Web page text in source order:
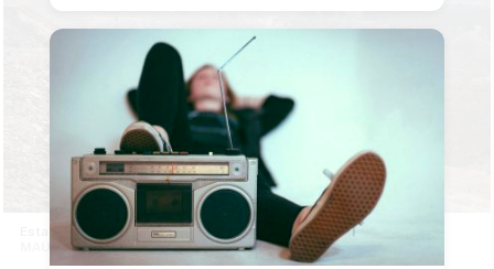
Estado actual de la corta de la mina de Aznalcóllar. -
MAURI BUHIGAS